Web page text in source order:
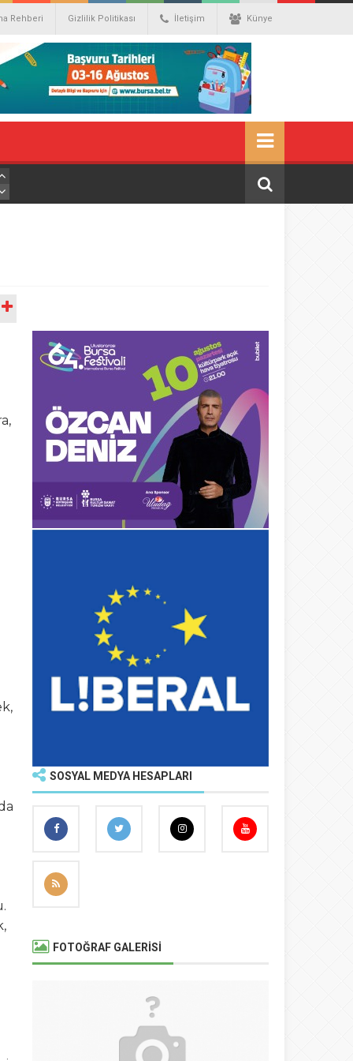
Rehberi Gizlilik Politikası İletişim Künye
SOSYAL MEDYA HESAPLARI
FOTOĞRAF GALERİSİ